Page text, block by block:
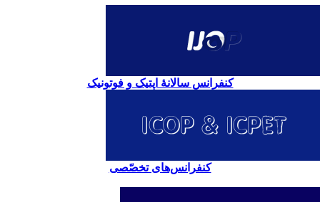
کنفرانس سالانۀ اپتیک و فوتونیک
کنفرانس‌های تخصّصی